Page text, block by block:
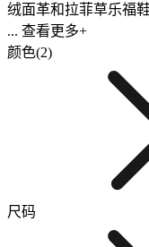
绒面革和拉菲草乐福
... 查看更多+
颜色(2)
尺码